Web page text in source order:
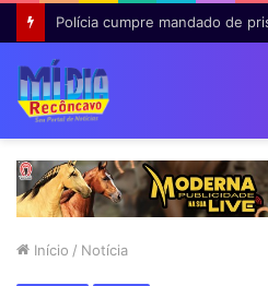
Início / Notícia